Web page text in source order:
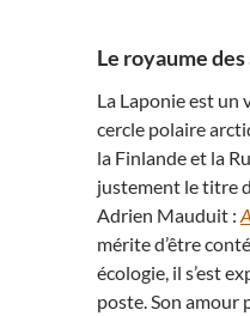
Le royaume
La Laponie est
cercle polaire
la Finlande et la
justement le titre
Adrien Mauduit :
mérite d’être
écologie, il s’est
poste. Son amour